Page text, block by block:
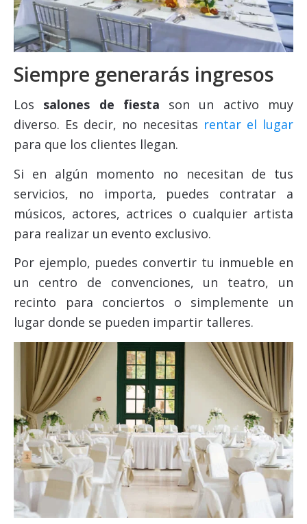
Siempre generarás ingresos
Los salones de fiesta son un activo muy
diverso. Es decir, no necesitas rentar el lugar
para que los clientes llegan.
Si en algún momento no necesitan de tus
servicios, no importa, puedes contratar a
músicos, actores, actrices o cualquier artista
para realizar un evento exclusivo.
Por ejemplo, puedes convertir tu inmueble en
un centro de convenciones, un teatro, un
recinto para conciertos o simplemente un
lugar donde se pueden impartir talleres.